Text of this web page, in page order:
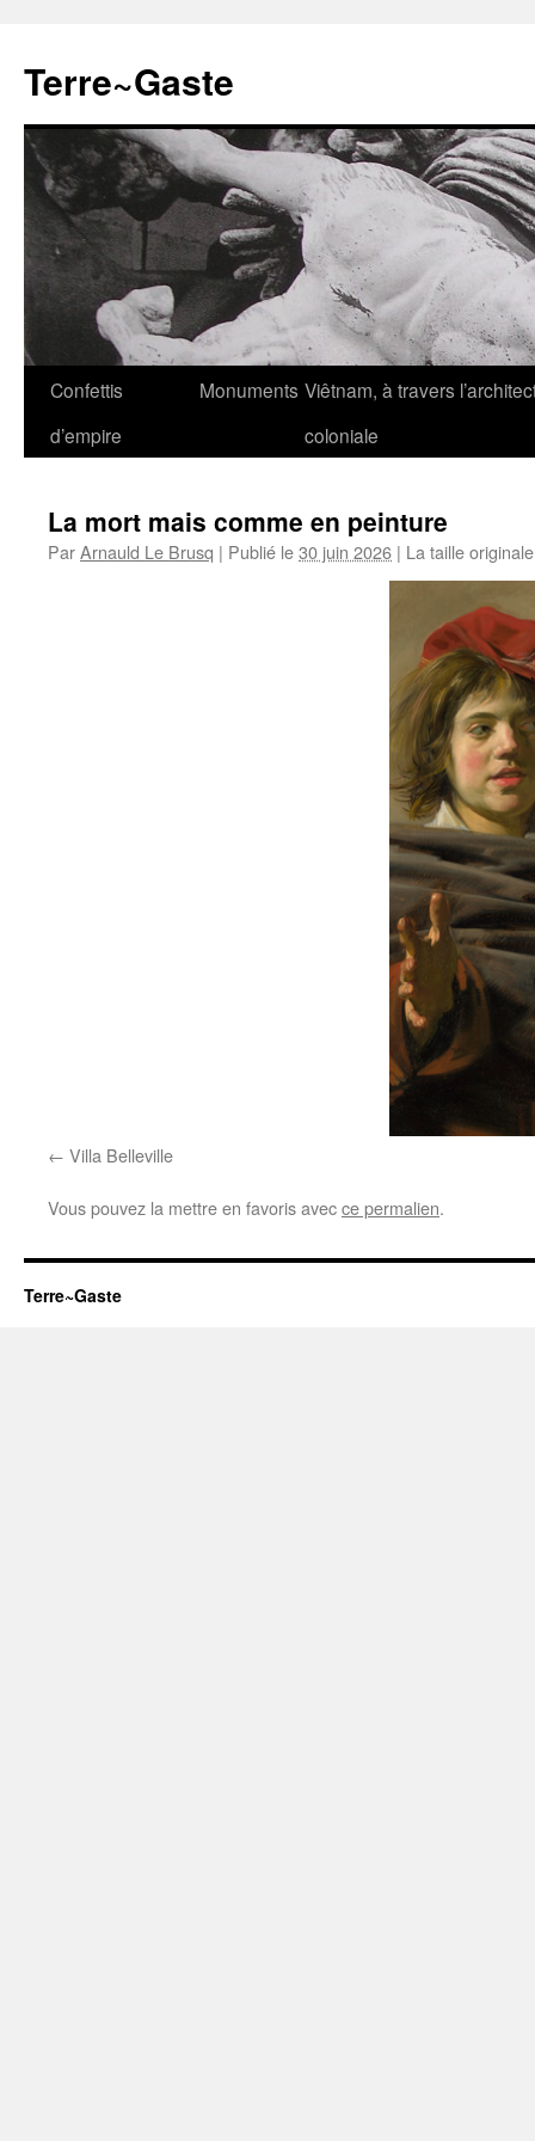
contenu
Terre~Gaste
Confettis
d’empire
Monuments Viêtnam, à travers
coloniale
La mort mais comme en peinture
ParArnauld Le Brusq | Publié le30 juin 2026 | La taille
Villa Belleville
Vous pouvez la mettre en favoris avecce permalien.
Terre~Gaste